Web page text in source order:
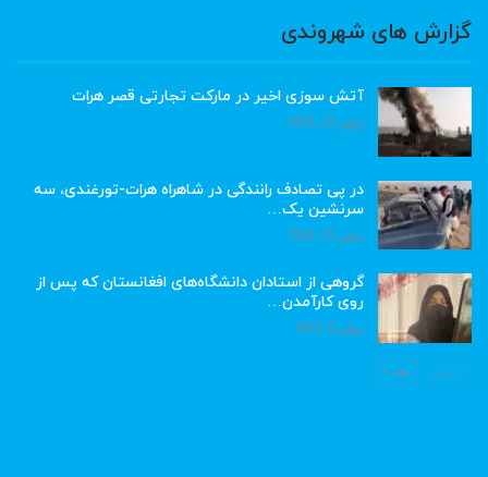
گزارش های شهروندی
آتش سوزی اخیر در مارکت تجارتی قصر هرات
ژوئن 22, 2023
در پی تصادف رانندگی در شاهراه هرات-تورغندی، سه
سرنشین یک…
ژوئن 15, 2023
گروهی از استادان دانشگاه‌های افغانستان که پس از
روی کارآمدن…
ژوئن 6, 2023
قبلی بعد